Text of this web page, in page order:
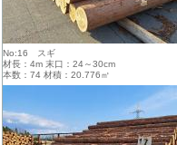
No:16 スギ
材長：4m 末口：24～30cm
本数：74 材積：20.776㎥